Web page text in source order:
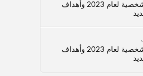
مراجعة شخصية لعام 2023 وأهداف
مراجعة شخصية لعام 2023 وأهداف